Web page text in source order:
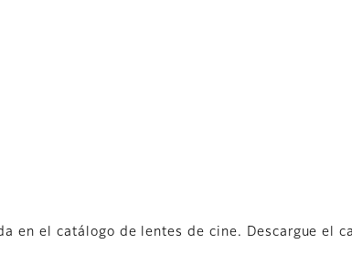
en el catálogo de lentes de cine. Descargue el